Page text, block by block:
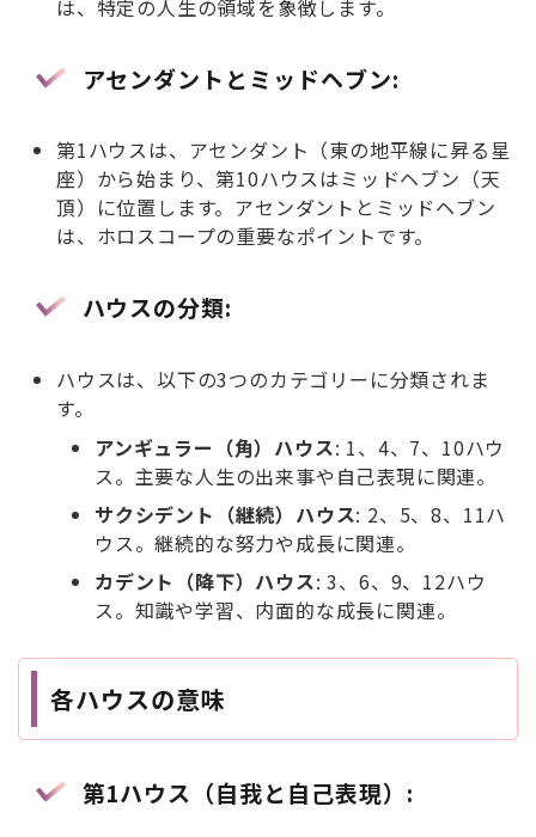
は、特定の人生の領域を象徴します。
アセンダントとミッドヘブン:
第1ハウスは、アセンダント（東の地平線に昇る星
座）から始まり、第10ハウスはミッドヘブン（天
頂）に位置します。アセンダントとミッドヘブン
は、ホロスコープの重要なポイントです。
ハウスの分類:
ハウスは、以下の3つのカテゴリーに分類されま
す。
アンギュラー（角）ハウス: 1、4、7、10ハウ
ス。主要な人生の出来事や自己表現に関連。
サクシデント（継続）ハウス: 2、5、8、11ハ
ウス。継続的な努力や成長に関連。
カデント（降下）ハウス: 3、6、9、12ハウ
ス。知識や学習、内面的な成長に関連。
各ハウスの意味
第1ハウス（自我と自己表現） :